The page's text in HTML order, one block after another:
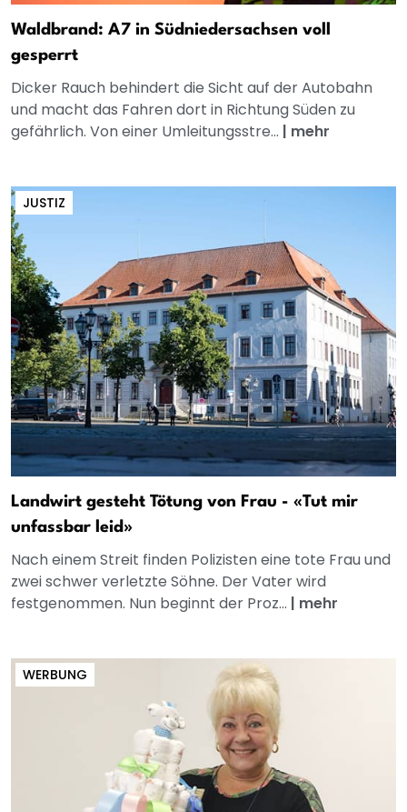
Waldbrand: A7 in Südniedersachsen voll
gesperrt
Dicker Rauch behindert die Sicht auf der Autobahn
und macht das Fahren dort in Richtung Süden zu
gefährlich. Von einer Umleitungsstre... | mehr
JUSTIZ
Landwirt gesteht Tötung von Frau - «Tut mir
unfassbar leid»
Nach einem Streit finden Polizisten eine tote Frau und
zwei schwer verletzte Söhne. Der Vater wird
festgenommen. Nun beginnt der Proz... | mehr
WERBUNG